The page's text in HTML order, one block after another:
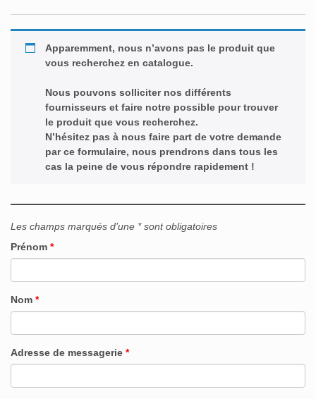
Apparemment, nous n’avons pas le produit que
vous recherchez en catalogue.
Nous pouvons solliciter nos différents
fournisseurs et faire notre possible pour trouver
le produit que vous recherchez.
N’hésitez pas à nous faire part de votre demande
par ce formulaire, nous prendrons dans tous les
cas la peine de vous répondre rapidement !
Les champs marqués d’une * sont obligatoires
Prénom *
Nom *
Adresse de messagerie *